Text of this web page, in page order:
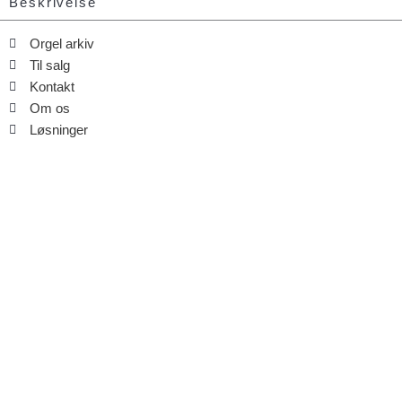
Orgel arkiv
Til salg
Kontakt
Om os
Løsninger